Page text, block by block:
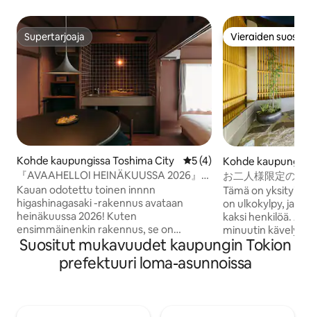
Supertarjoaja
Supertarjoaja
Kohde kaupungissa Toshima City Keskimääräinen arvio 5/5,
5 (4)
『AVAAHELLOI HEINÄKUUSSA 2026』
"innnn-komeya", 5 minuutin päässä
Ikebukuro-asemalta ja 2 minuutin päässä
Higashi-Nagasaki-asemalta sijaitseva
hotelli, jossa on yksi vuokrattava
huoneisto
Kauan odotettu toinen innnn
higashinagasaki -rakennus avataan
heinäkuussa 2026! Kuten
ensimmäinenkin rakennus, se on
kunnostettu vanha talo, ja se on
varattavissa vain yhdelle ryhmälle päivää
kohden, ja koko rakennus on
Vieraiden
Vieraiden
Kohde
ty
お二人様限定の露
和風のラグジュア
上野観光拠点 ｜
Tämä on
on ulkokylpy, ja
kaksi henkilöä.
minuutin
Ensimmäisessä
ja toisessa
jossa on king-
Suositut mukavuudet kaupungin Tokion
prefektuuri loma-asunnoissa